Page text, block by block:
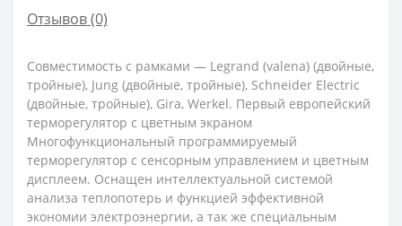
Отзывов (0)
Совместимость с рамками — Legrand (valena) (двойные,
тройные), Jung (двойные, тройные), Schneider Electric
(двойные, тройные), Gira, Werkel. Первый европейский
терморегулятор с цветным экраном
Многофункциональный программируемый
терморегулятор с сенсорным управлением и цветным
дисплеем. Оснащен интеллектуальной системой
анализа теплопотерь и функцией эффективной
экономии электроэнергии, а так же специальным